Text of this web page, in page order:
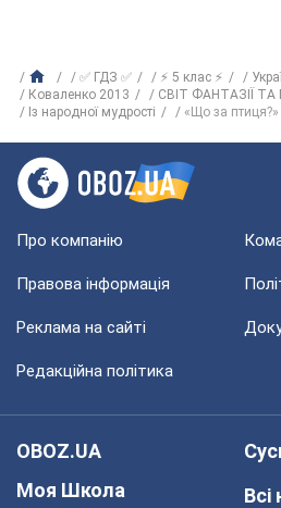
✅ ГДЗ ✅ ⚡ 5 клас ⚡
Коваленко 2013
СВІТ ФАНТАЗІЇ ТА
Із народної мудрості
«Що за птиця?»
Про компанію
Правова інформація
Реклама на сайті
Редакційна політика
OBOZ.UA
Моя Школа
Всі